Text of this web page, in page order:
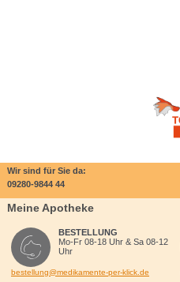
Wir sind für Sie da:
09280-9844 44
Meine Apotheke
BESTELLUNG
Mo-Fr 08-18 Uhr & Sa 08-12
Uhr
bestellung@medikamente-per-klick.de